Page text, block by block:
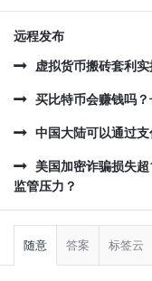
远程发布
虚拟货币搬砖套利
买比特币会赚钱吗
中国大陆可以通过
美国加密诈骗损失
监管压力？
侧
随意 答案 标签云